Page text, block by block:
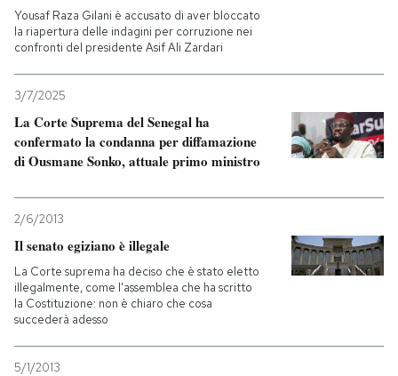
CALENDARIO
AREA PERSONALE
Entra
Yousaf Raza Gilani è accusato di aver bloccato
la riapertura delle indagini per corruzione nei
confronti del presidente Asif Ali Zardari
3/7/2025
La Corte Suprema del Senegal ha
confermato la condanna per diffamazione
di Ousmane Sonko, attuale primo ministro
2/6/2013
Il senato egiziano è illegale
La Corte suprema ha deciso che è stato eletto
illegalmente, come l'assemblea che ha scritto
la Costituzione: non è chiaro che cosa
succederà adesso
5/1/2013